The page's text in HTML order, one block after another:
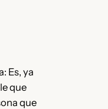
Es, ya
que
que